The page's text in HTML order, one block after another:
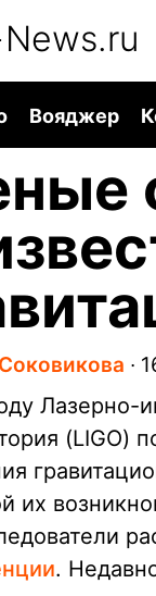
News.ru
Вояджер
∙
Лазерно-
(LIGO)
их
.